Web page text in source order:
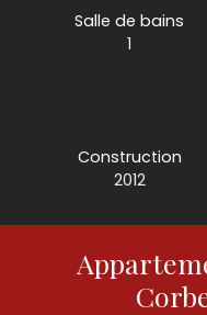
Salle de bains
1
Construction
2012